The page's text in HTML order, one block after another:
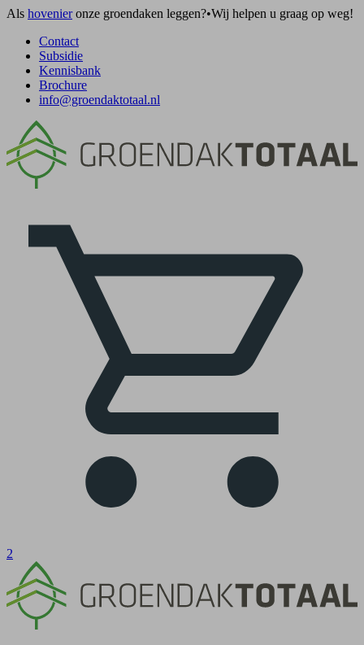
Als hovenieronze groendaken leggen?•Wij helpen u graag op weg!
Contact
Subsidie
Kennisbank
Brochure
info@groendaktotaal.nl
2